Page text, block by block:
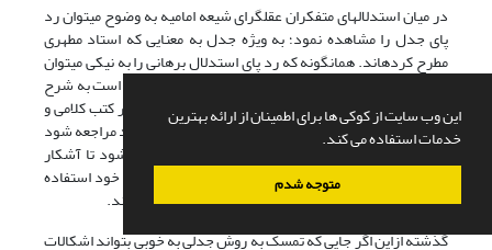
این وب سایت از کوکی ها برای اطمینان از ارائه بهترین
خدمات استفاده می کند.
متوجه شدم
در میان استدلال­های متفکران عقلگرای شیعه امامیه به وضوح می­توان رد
پای جدل را مشاهده نمود؛ به ویژه جدل به معنایی­ که استاد مطهری
مطرح کرده­اند. همان­گونه که رد پای استدلال برهانی را به نیکی می­توان
در کلام استدلالی معتزله مشاهده کرد. در این زمینه کافی است به شرح
الأصول الخمسة و نیز المغنی و مختصر أصول الدین و دیگر کتب کلامی و
حتی تفسیری قاضی عبدالجبار که از بزرگان معتزله می باشد مراجعه شود
و اثبات واجب تبارک و تعالی و صفاتش به دقت بررسی شود تا آشکار
گردد که معتزلیان همان­گونه که از استدلال جدلی در جای خود استفاده
می­نمودند، به خوبی از استدلال برهانی نیز استفاده می­کردند.
گذشته ازاین اگر جایی که تمسک به روش جدلی به خوبی بتواند اشکالات